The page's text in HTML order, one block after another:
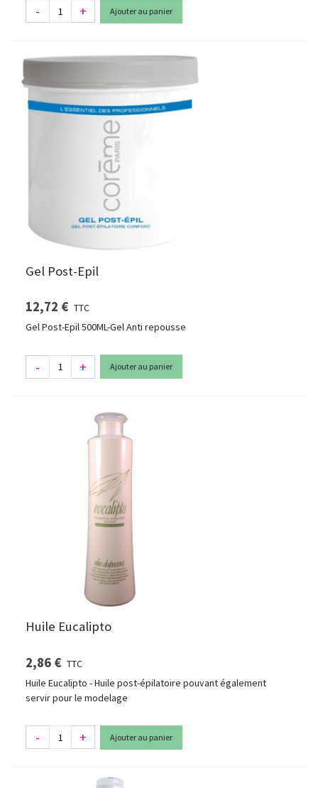
- + Ajouter au panier
Gel Post-Epil
12,72 € TTC
Gel Post-Epil 500ML-Gel Anti repousse
- + Ajouter au panier
Huile Eucalipto
2,86 € TTC
Huile Eucalipto - Huile post-épilatoire pouvant également
servir pour le modelage
- + Ajouter au panier